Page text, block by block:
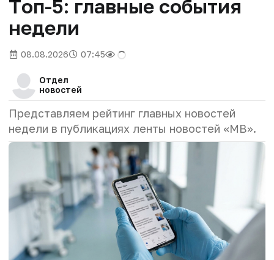
Tоп-5: главные события
недели
08.08.2026 07:45
Отдел
новостей
Представляем рейтинг главных новостей
недели в публикациях ленты новостей «МВ».